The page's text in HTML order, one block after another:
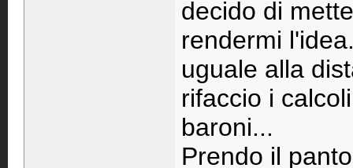
decido di
rendermi
uguale alla
rifaccio i
baroni...
Prendo il